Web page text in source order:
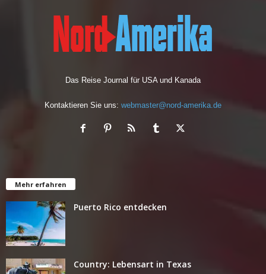
Das Reise Journal für USA und Kanada
Kontaktieren Sie uns: webmaster@nord-amerika.de
Mehr erfahren
Puerto Rico entdecken
Country: Lebensart in Texas